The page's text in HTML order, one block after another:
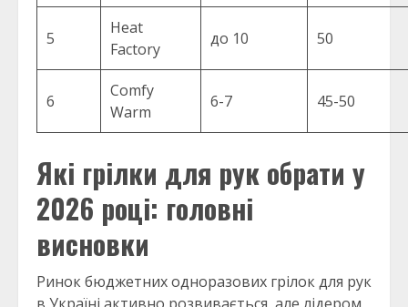
5
Heat
Factory
до 10 50
6
Comfy
Warm
6-7 45-50
Які грілки для рук обрати у
2026 році: головні
висновки
Ринок бюджетних одноразових грілок для рук